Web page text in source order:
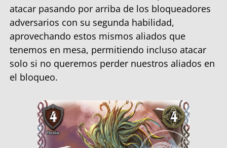
atacar pasando por arriba de los bloqueadores
adversarios con su segunda habilidad,
aprovechando estos mismos aliados que
tenemos en mesa, permitiendo incluso atacar
solo si no queremos perder nuestros aliados en
el bloqueo.